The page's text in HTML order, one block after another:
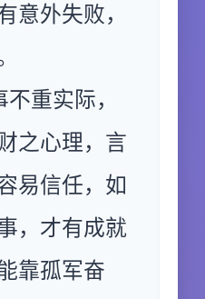
意外失败，
重实际，
之心理，言
易信任，如
，才有成就
靠孤军奋